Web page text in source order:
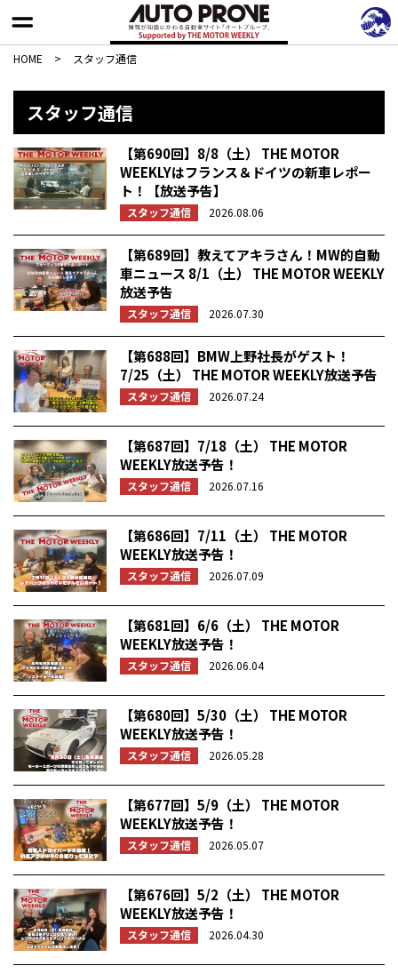
HOME > スタッフ通信
スタッフ通信
【第690回】8/8（土） THE MOTOR
WEEKLYはフランス＆ドイツの新車レポー
ト！【放送予告】
スタッフ通信 2026.08.06
【第689回】教えてアキラさん！MW的自動
車ニュース 8/1（土） THE MOTOR WEEKLY
放送予告
スタッフ通信 2026.07.30
【第688回】BMW上野社長がゲスト！
7/25（土） THE MOTOR WEEKLY放送予告
スタッフ通信 2026.07.24
【第687回】7/18（土） THE MOTOR
WEEKLY放送予告！
スタッフ通信 2026.07.16
【第686回】7/11（土） THE MOTOR
WEEKLY放送予告！
スタッフ通信 2026.07.09
【第681回】6/6（土） THE MOTOR
WEEKLY放送予告！
スタッフ通信 2026.06.04
【第680回】5/30（土） THE MOTOR
WEEKLY放送予告！
スタッフ通信 2026.05.28
【第677回】5/9（土） THE MOTOR
WEEKLY放送予告！
スタッフ通信 2026.05.07
【第676回】5/2（土） THE MOTOR
WEEKLY放送予告！
スタッフ通信 2026.04.30